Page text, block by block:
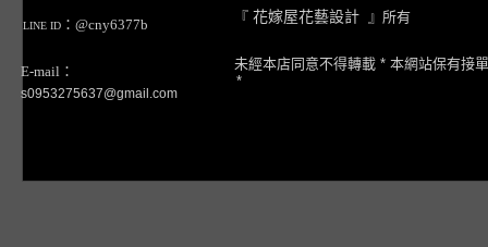
LINE ID ：@cny6377b
E-mail：
s0953275637@gmail.com
『 花嫁屋花藝設計 』所有
未經本店同意不得轉載 * 本網站保有接
*